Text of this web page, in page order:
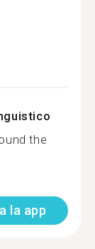
the
la app